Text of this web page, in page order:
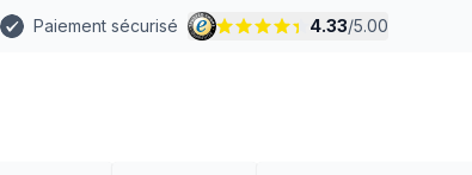
Paiement sécurisé 4.33/5.00